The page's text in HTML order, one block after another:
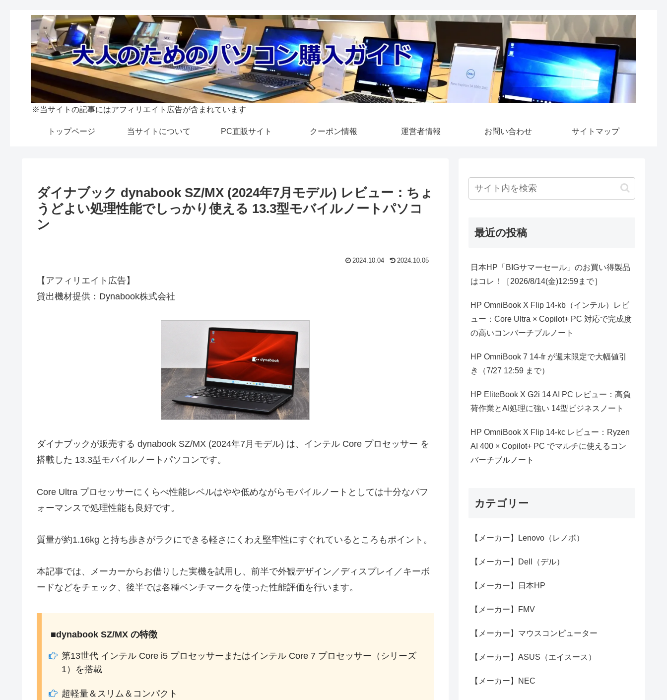
※当サイトの記事にはアフィリエイト広告が含まれています
トップページ 当サイトについて PC直販サイト クーポン情報 運営者情報 お問い合わせ サイトマップ
ダイナブック dynabook SZ/MX (2024年7月モデル) レビュー：ちょ
うどよい処理性能でしっかり使える 13.3型モバイルノートパソコ
ン
2024.10.04 2024.10.05
【アフィリエイト広告】
貸出機材提供：Dynabook株式会社
ダイナブックが販売する dynabook SZ/MX (2024年7月モデル) は、インテル Core プロセッサー を
搭載した 13.3型モバイルノートパソコンです。
Core Ultra プロセッサーにくらべ性能レベルはやや低めながらモバイルノートとしては十分なパフ
ォーマンスで処理性能も良好です。
質量が約1.16kg と持ち歩きがラクにできる軽さにくわえ堅牢性にすぐれているところもポイント。
本記事では、メーカーからお借りした実機を試用し、前半で外観デザイン／ディスプレイ／キーボ
ードなどをチェック、後半では各種ベンチマークを使った性能評価を行います。
■dynabook SZ/MX の特徴
第13世代 インテル Core i5 プロセッサーまたはインテル Core 7 プロセッサー（シリーズ
1）を搭載
超軽量＆スリム＆コンパクト
最近の投稿
日本HP「BIGサマーセール」のお買い得製品
はコレ！［2026/8/14(金)12:59まで］
HP OmniBook X Flip 14-kb（インテル）レビ
ュー：Core Ultra × Copilot+ PC 対応で完成度
の高いコンバーチブルノート
HP OmniBook 7 14-fr が週末限定で大幅値引
き（7/27 12:59 まで）
HP EliteBook X G2i 14 AI PC レビュー：高負
荷作業とAI処理に強い 14型ビジネスノート
HP OmniBook X Flip 14-kc レビュー：Ryzen
AI 400 × Copilot+ PC でマルチに使えるコン
バーチブルノート
カテゴリー
【メーカー】Lenovo（レノボ）
【メーカー】Dell（デル）
【メーカー】日本HP
【メーカー】FMV
【メーカー】マウスコンピューター
【メーカー】ASUS（エイスース）
【メーカー】NEC